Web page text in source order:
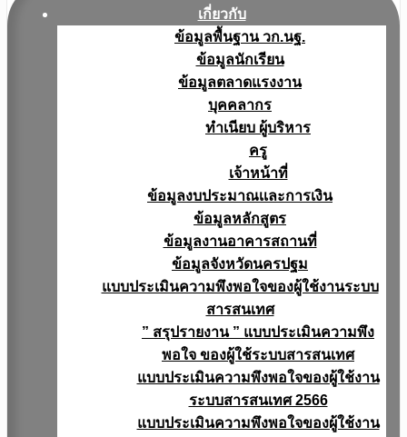
เกี่ยวกับ
ข้อมูลพื้นฐาน วก.นฐ.
ข้อมูลนักเรียน
ข้อมูลตลาดแรงงาน
บุคคลากร
ทำเนียบ ผู้บริหาร
ครู
เจ้าหน้าที่
ข้อมูลงบประมาณเเละการเงิน
ข้อมูลหลักสูตร
ข้อมูลงานอาคารสถานที่
ข้อมูลจังหวัดนครปฐม
แบบประเมินความพึงพอใจของผู้ใช้งานระบบ
สารสนเทศ
” สรุปรายงาน ” แบบประเมินความพึง
พอใจ ของผู้ใช้ระบบสารสนเทศ
แบบประเมินความพึงพอใจของผู้ใช้งาน
ระบบสารสนเทศ 2566
แบบประเมินความพึงพอใจของผู้ใช้งาน